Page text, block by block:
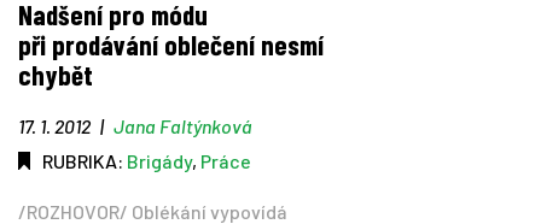
Tipy
Časopis
Nadšení pro módu
při prodávání oblečení nesmí
chybět
17. 1. 2012 | Jana Faltýnková
RUBRIKA: Brigády, Práce
/ROZHOVOR/ Oblékání vypovídá